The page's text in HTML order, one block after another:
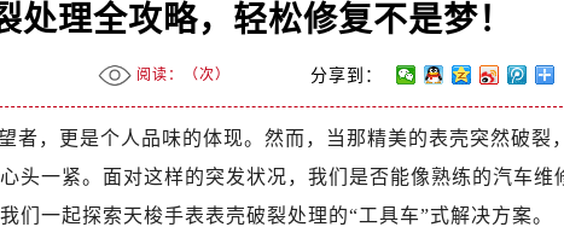
理全攻略，轻松修复不是梦！
阅读：（次） 分享到：
者，更是个人品味的体现。然而，当那精美的表壳突然破裂
头一紧。面对这样的突发状况，我们是否能像熟练的汽车维
们一起探索天梭手表表壳破裂处理的“工具车”式解决方案。